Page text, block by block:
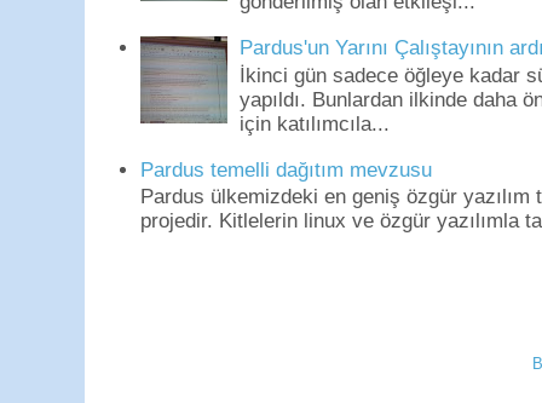
Pardus'un Yarını Çalıştayının
İkinci gün sadece öğleye kadar
yapıldı. Bunlardan ilkinde daha
için katılımcıla...
Pardus temelli dağıtım mevzusu
Pardus ülkemizdeki en geniş özgür
projedir. Kitlelerin linux ve özgür yazılımla